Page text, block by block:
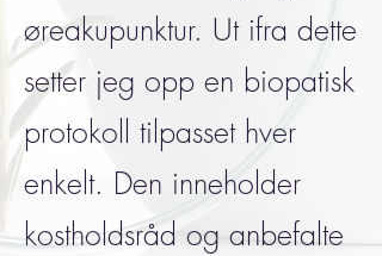
øreakupunktur. Ut ifra dette
setter jeg opp en biopatisk
protokoll tilpasset hver
enkelt. Den inneholder
kostholdsråd og anbefalte